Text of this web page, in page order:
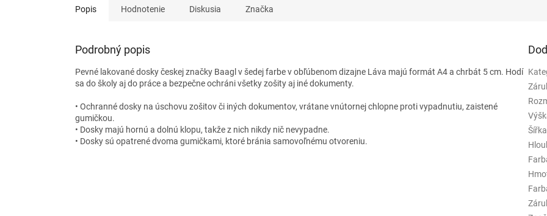
Popis Hodnotenie Diskusia Značka
Podrobný popis
Pevné lakované dosky českej značky Baagl v šedej farbe v obľúbenom dizajne Láva majú formát A4 a chrbát 5 cm. Hodí
sa do školy aj do práce a bezpečne ochráni všetky zošity aj iné dokumenty.
• Ochranné dosky na úschovu zošitov či iných dokumentov, vrátane vnútornej chlopne proti vypadnutiu, zaistené
gumičkou.
• Dosky majú hornú a dolnú klopu, takže z nich nikdy nič nevypadne.
• Dosky sú opatrené dvoma gumičkami, ktoré bránia samovoľnému otvoreniu.
Šířka